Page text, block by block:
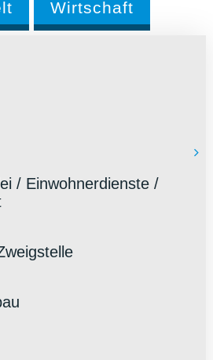
Wirtschaft
/ Einwohnerdienste /